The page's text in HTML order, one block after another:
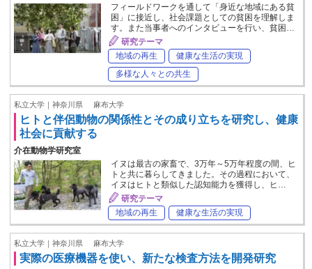
フィールドワークを通して「身近な地域にある貧
困」に接近し、社会課題としての貧困を理解しま
す。また当事者へのインタビューを行い、貧困…
研究テーマ
地域の再生
健康な生活の実現
多様な人々との共生
私立大学｜神奈川県 麻布大学
ヒトと伴侶動物の関係性とその成り立ちを研究し、健康
社会に貢献する
介在動物学研究室
イヌは最古の家畜で、3万年～5万年程度の間、ヒ
トと共に暮らしてきました。その過程において、
イヌはヒトと類似した認知能力を獲得し、ヒ…
研究テーマ
地域の再生
健康な生活の実現
私立大学｜神奈川県 麻布大学
実際の医療機器を使い、新たな検査方法を開発研究